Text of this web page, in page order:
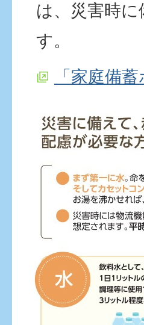
は、災害時
す。
「家庭備